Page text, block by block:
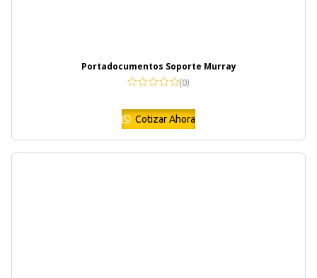
Portadocumentos Soporte Murray
(0)
Cotizar Ahora